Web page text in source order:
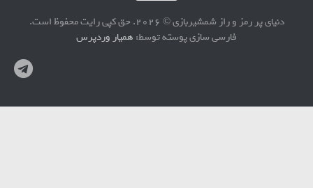
دنیای پر رمز و راز شمشیربازی © 2026. حق کپی رایت محفوظ است.
فارسی سازی پوسته توسط:همیار وردپرس